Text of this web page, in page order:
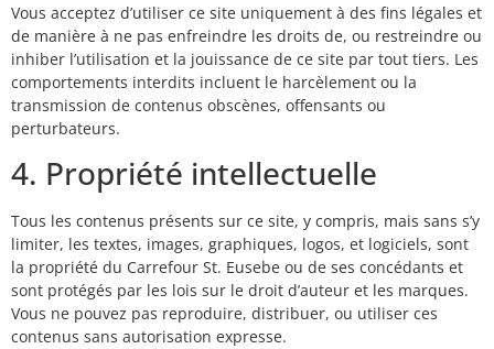
Vous acceptez d’utiliser ce site uniquement à des fins légales et
de manière à ne pas enfreindre les droits de, ou restreindre ou
inhiber l’utilisation et la jouissance de ce site par tout tiers. Les
comportements interdits incluent le harcèlement ou la
transmission de contenus obscènes, offensants ou
perturbateurs.
4. Propriété intellectuelle
Tous les contenus présents sur ce site, y compris, mais sans s’y
limiter, les textes, images, graphiques, logos, et logiciels, sont
la propriété du Carrefour St. Eusebe ou de ses concédants et
sont protégés par les lois sur le droit d’auteur et les marques.
Vous ne pouvez pas reproduire, distribuer, ou utiliser ces
contenus sans autorisation expresse.